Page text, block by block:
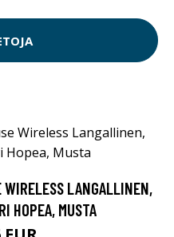
WIRELESS LANGALLINEN,
HOPEA, MUSTA